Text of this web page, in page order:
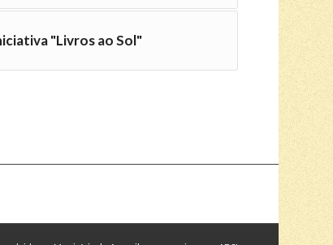
"Livros ao Sol"